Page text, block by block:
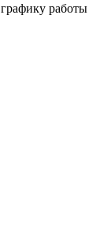
работы